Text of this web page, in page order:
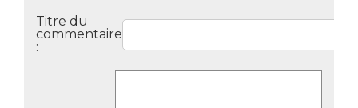
Titre du
commentaire
: